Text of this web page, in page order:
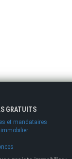
GRATUITS
et mandataires